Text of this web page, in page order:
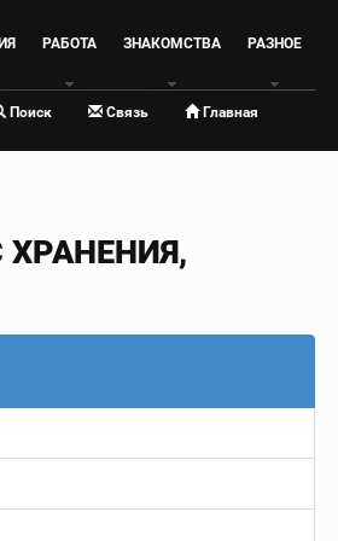
РАБОТА ЗНАКОМСТВА РАЗНОЕ
Поиск Связь Главная